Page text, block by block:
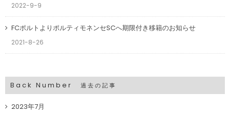
2022-9-9
FCポルトよりポルティモネンセSCへ期限付き移籍のお知らせ
2021-8-26
Back Number 過去の記事
2023年7月